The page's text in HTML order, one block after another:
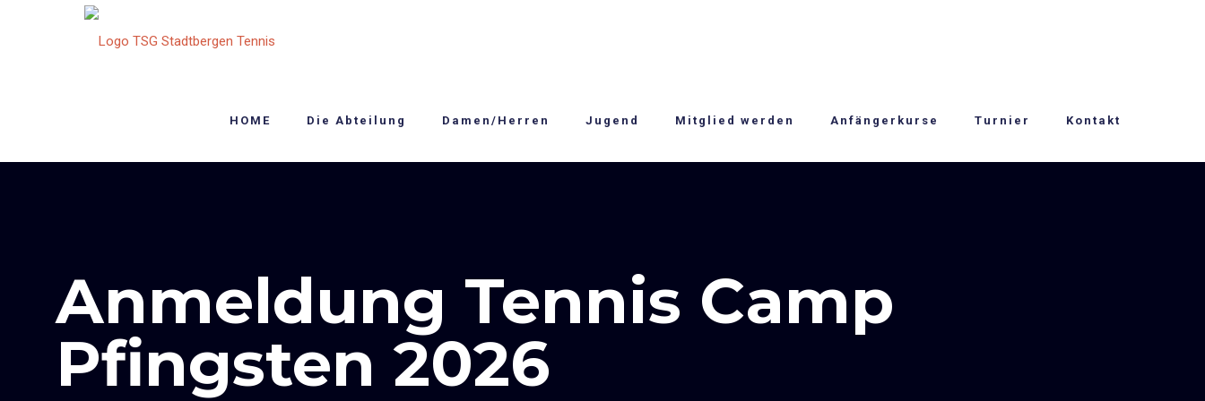
HOME Die Abteilung Damen/Herren Jugend Mitglied werden Anfängerkurse Turnier Kontakt
Anmeldung Tennis Camp
Pfingsten 2026